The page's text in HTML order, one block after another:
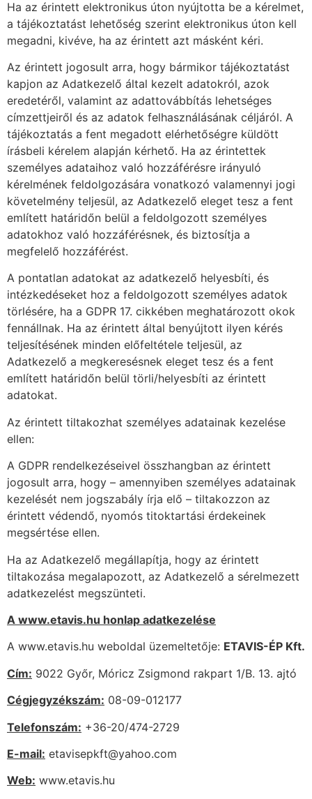
Ha az érintett elektronikus úton nyújtotta be a kérelmet,
a tájékoztatást lehetőség szerint elektronikus úton kell
megadni, kivéve, ha az érintett azt másként kéri.
Az érintett jogosult arra, hogy bármikor tájékoztatást
kapjon az Adatkezelő által kezelt adatokról, azok
eredetéről, valamint az adattovábbítás lehetséges
címzettjeiről és az adatok felhasználásának céljáról. A
tájékoztatás a fent megadott elérhetőségre küldött
írásbeli kérelem alapján kérhető. Ha az érintettek
személyes adataihoz való hozzáférésre irányuló
kérelmének feldolgozására vonatkozó valamennyi jogi
követelmény teljesül, az Adatkezelő eleget tesz a fent
említett határidőn belül a feldolgozott személyes
adatokhoz való hozzáférésnek, és biztosítja a
megfelelő hozzáférést.
A pontatlan adatokat az adatkezelő helyesbíti, és
intézkedéseket hoz a feldolgozott személyes adatok
törlésére, ha a GDPR 17. cikkében meghatározott okok
fennállnak. Ha az érintett által benyújtott ilyen kérés
teljesítésének minden előfeltétele teljesül, az
Adatkezelő a megkeresésnek eleget tesz és a fent
említett határidőn belül törli/helyesbíti az érintett
adatokat.
Az érintett tiltakozhat személyes adatainak kezelése
ellen:
A GDPR rendelkezéseivel összhangban az érintett
jogosult arra, hogy – amennyiben személyes adatainak
kezelését nem jogszabály írja elő – tiltakozzon az
érintett védendő, nyomós titoktartási érdekeinek
megsértése ellen.
Ha az Adatkezelő megállapítja, hogy az érintett
tiltakozása megalapozott, az Adatkezelő a sérelmezett
adatkezelést megszünteti.
A www.etavis.hu honlap adatkezelése
A www.etavis.hu weboldal üzemeltetője: ETAVIS-ÉP Kft.
Cím: 9022 Győr, Móricz Zsigmond rakpart 1/B. 13. ajtó
Cégjegyzékszám: 08-09-012177
Telefonszám: +36-20/474-2729
E-mail: etavisepkft@yahoo.com
Web: www.etavis.hu